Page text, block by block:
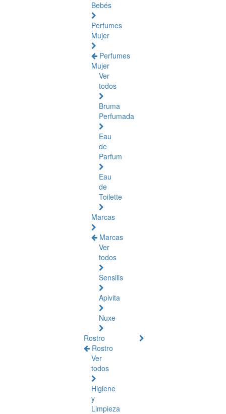
Bebés
Perfumes
Mujer
Perfumes
Mujer
Ver
todos
Bruma
Perfumada
Eau
de
Parfum
Eau
de
Toilette
Marcas
Marcas
Ver
todos
Sensilis
Apivita
Nuxe
Rostro
Rostro
Ver
todos
Higiene
y
Limpieza